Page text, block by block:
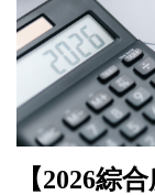
【2026綜